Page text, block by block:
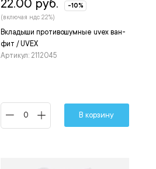
Вкладыши противошумные uvex ван-
фит / UVEX
Артикул: 2112045
22.00 руб.
-10%
(включая ндс 22%)
В корзину